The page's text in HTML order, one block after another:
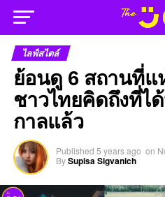
ไลฟ์สไตล์
ย้อนดู 6 สถานที่แ
ชาวไทยคิดถึงที่ไ
กาลแล้ว
Published 5 years ago on
BySupisa Sigvanich